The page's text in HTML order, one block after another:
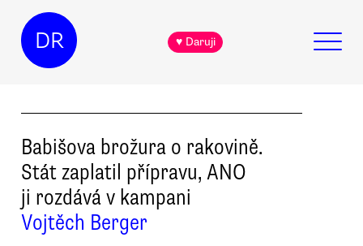
DR ♥ Daruji
Babišova brožura o rakovině.
Stát zaplatil přípravu, ANO
ji rozdává v kampani
Vojtěch Berger